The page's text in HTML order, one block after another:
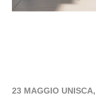
23 MAGGIO